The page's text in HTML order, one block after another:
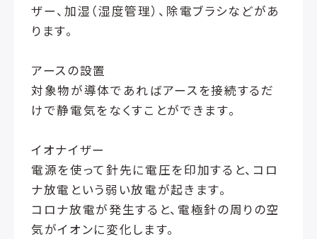
ザー、加湿（湿度管理）、除電ブラシなどがあ
ります。
アースの設置
対象物が導体であればアースを接続するだ
けで静電気をなくすことができます。
イオナイザー
電源を使って針先に電圧を印加すると、コロ
ナ放電という弱い放電が起きます。
コロナ放電が発生すると、電極針の周りの空
気がイオンに変化します。